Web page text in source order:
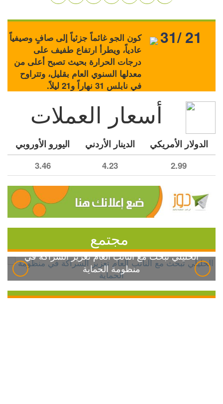
كون الجو غائماً جزئياً إلى صافٍ وصيفياً
عادياً، ويطرأ ارتفاع طفيف على
درجات الحرارة بحيث تصبح أعلى من
معدلها السنوي العام بقليل، وتتراوح
في نابلس 31 نهاراً و21 ليلاً.
31/ 21
أسعار العملات
الدولار الأمريكي الدينار الأردني اليورو الأوروبي
2.99
4.23
3.46
مجتمع
الخليلي تبحث مع النائب العام تعزيز الشراكة في
منظومة الحماية